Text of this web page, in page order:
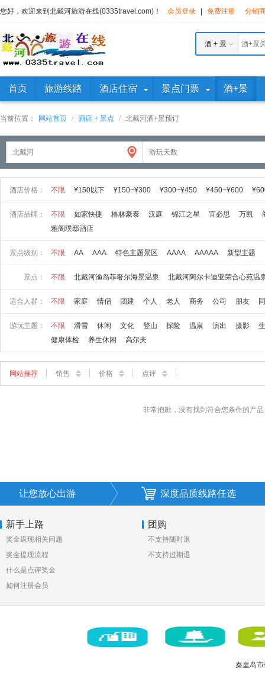
您好，欢迎来到北戴河旅游在线(0335travel.com)！ 会员登录 免费注册 分销
酒 + 景
首页 旅游线路 酒店住宿 景点门票 酒+景
当前位置： 网站首页 / 酒店 + 景点 / 北戴河酒+景预订
酒店价格： 不限 ¥150以下 ¥150~¥300 ¥300~¥450 ¥450~¥600
酒店品牌： 不限 如家快捷 格林豪泰 汉庭 锦江之星 宜必思 万凯
雅阁璞邸酒店
景点级别： 不限 AA AAA 特色主题景区 AAAA AAAAA 新型主题
景点： 不限 北戴河渔岛菲奢尔海景温泉 北戴河阿尔卡迪亚荣合心苑温
适合人群： 不限 家庭 情侣 团建 个人 老人 商务 公司 朋友
游玩主题： 不限 滑雪 休闲 文化 登山 探险 温泉 演出 摄影
健康体检
养生休闲 高尔夫
网站推荐 销售 价格 点评
非常抱歉，没有找到符合您条件的产
让您放心出游 深度品质线路任选
新手上路
奖金返现相关问题
奖金提现流程
什么是点评奖金
如何注册会员
团购
不支持随时退
不支持过期退
秦皇岛